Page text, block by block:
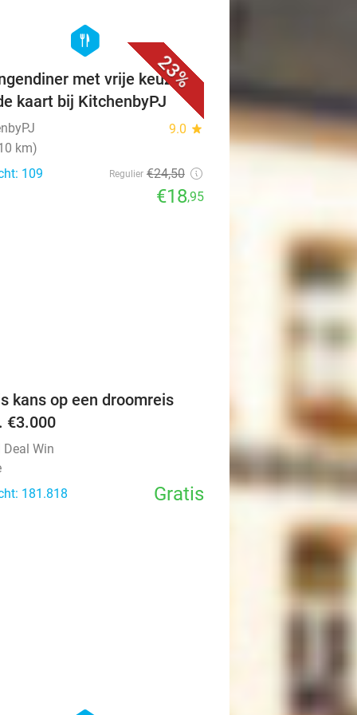
23%
hexagon
food
met vrije keuze
kaart bij KitchenbyPJ
9.0 star
km)
109
Regulier €24,50
€18,95
kans op een droomreis
€3.000
Win
181.818
Gratis